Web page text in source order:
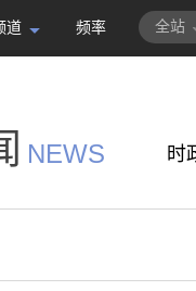
道 频率 全站
NEWS 时